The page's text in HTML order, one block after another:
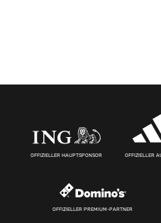
OFFIZIELLER HAUPTSPONSOR OFFIZIELLER
OFFIZIELLER PREMIUM-PARTNER